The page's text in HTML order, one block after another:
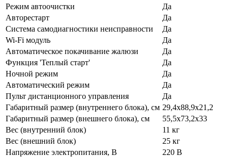
Режим автоочистки
Да
Авторестарт
Да
Система самодиагностики неисправности
Да
Wi-Fi модуль
Да
Автоматическое покачивание жалюзи
Да
Функция 'Теплый старт'
Да
Ночной режим
Да
Автоматический режим
Да
Пульт дистанционного управления
Да
Габаритный размер (внутреннего блока), см 29,4x88,9x21,2
Габаритный размер (внешнего блока), см
55,5x73,2x33
Вес (внутренний блок)
11 кг
Вес (внешний блок)
25 кг
Напряжение электропитания, В
220 В